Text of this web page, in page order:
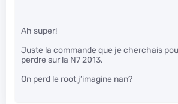
Ah super!
Juste la commande que je cherchais
perdre sur la N7 2013.
On perd le root j’imagine nan?